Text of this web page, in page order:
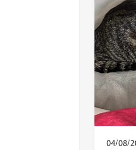
04/08/